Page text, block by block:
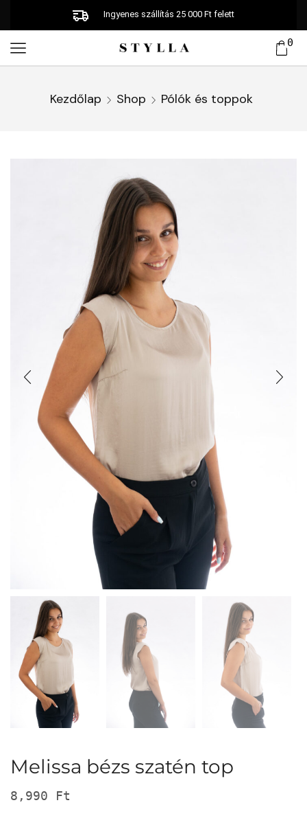
Ingyenes szállítás 25 000 Ft felett
0
Kezdőlap Shop Pólók és toppok
Melissa bézs szatén top
8,990 Ft